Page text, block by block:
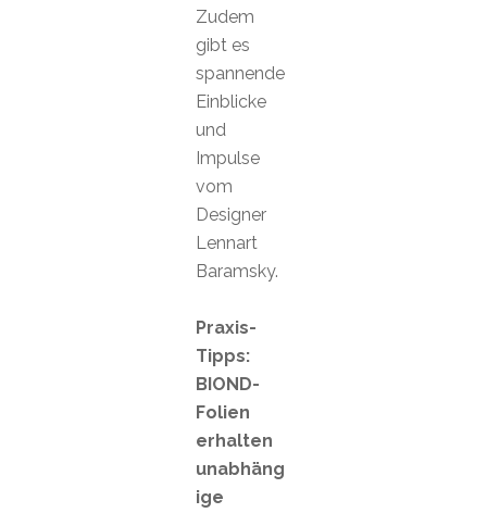
Zudem
gibt es
spannende
Einblicke
und
Impulse
vom
Designer
Lennart
Baramsky.
Praxis-
Tipps:
BIOND-
Folien
erhalten
unabhäng
ige